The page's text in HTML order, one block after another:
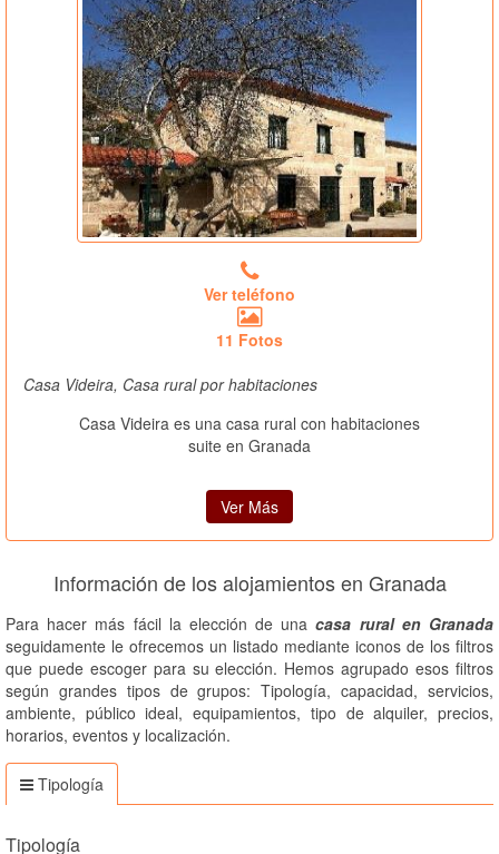
Ver teléfono
11 Fotos
Casa Videira, Casa rural por habitaciones
Casa Videira es una casa rural con habitaciones
suite en Granada
Ver Más
Información de los alojamientos en Granada
Para hacer más fácil la elección de unacasa rural en Granada
seguidamente le ofrecemos un listado mediante iconos de los filtros
que puede escoger para su elección. Hemos agrupado esos filtros
según grandes tipos de grupos: Tipología, capacidad, servicios,
ambiente, público ideal, equipamientos, tipo de alquiler, precios,
horarios, eventos y localización.
Tipología
Tipología